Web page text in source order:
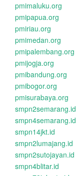
pmimaluku.org
pmipapua.org
pmiriau.org
pmimedan.org
pmipalembang.org
pmijogja.org
pmibandung.org
pmibogor.org
pmisurabaya.org
smpn2semarang.id
smpn4semarang.id
smpn14jkt.id
smpn2lumajang.id
smpn2sutojayan.id
smpn4blitar.id